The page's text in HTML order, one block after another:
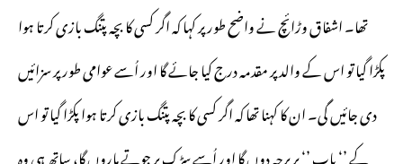
تھا۔ اشفاق وڑائچ نے واضح طور پر کہا کہ اگر کسی کا بچہ پتنگ بازی کرتا ہوا
پکڑا گیا تو اس کے والد پر مقدمہ درج کیا جائے گا اور اُسے عوامی طور پر سزائیں
دی جائیں گی۔ ان کا کہنا تھا کہ اگر کسی کا بچہ پتنگ بازی کرتا ہوا پکڑا گیا تو اس
کے ’‘ باپ ’‘ پر پرچہ دوں گا اور اُسے سڑک پر جوتے ماروں گا، ساتھ ہی وہ